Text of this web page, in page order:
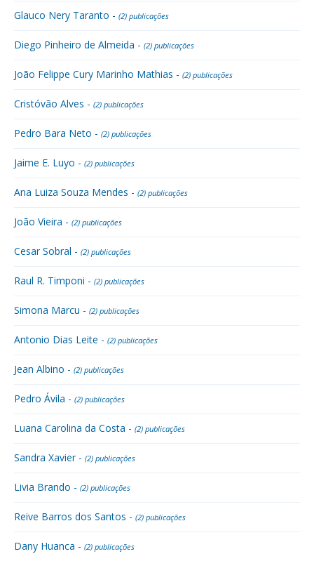
Glauco Nery Taranto - (2) publicações
Diego Pinheiro de Almeida - (2) publicações
João Felippe Cury Marinho Mathias - (2) publicações
Cristóvão Alves - (2) publicações
Pedro Bara Neto - (2) publicações
Jaime E. Luyo - (2) publicações
Ana Luiza Souza Mendes - (2) publicações
João Vieira - (2) publicações
Cesar Sobral - (2) publicações
Raul R. Timponi - (2) publicações
Simona Marcu - (2) publicações
Antonio Dias Leite - (2) publicações
Jean Albino - (2) publicações
Pedro Ávila - (2) publicações
Luana Carolina da Costa - (2) publicações
Sandra Xavier - (2) publicações
Livia Brando - (2) publicações
Reive Barros dos Santos - (2) publicações
Dany Huanca - (2) publicações